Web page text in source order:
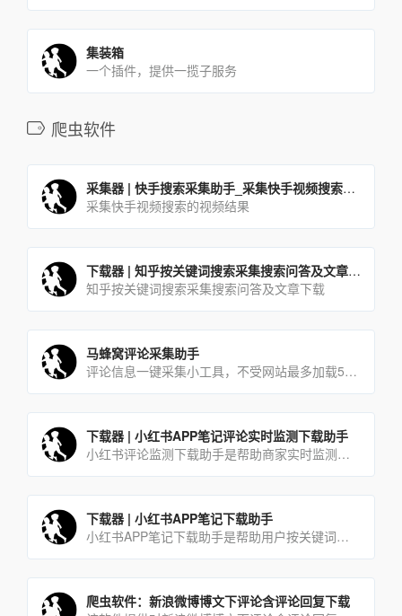
集装箱
一个插件，提供一揽子服务
爬虫软件
采集器 | 快手搜索采集助手_采集快手视频搜索的视频结果
采集快手视频搜索的视频结果
下载器 | 知乎按关键词搜索采集搜索问答及文章下载
知乎按关键词搜索采集搜索问答及文章下载
马蜂窝评论采集助手
评论信息一键采集小工具，不受网站最多加载5页的限制
下载器 | 小红书APP笔记评论实时监测下载助手
小红书评论监测下载助手是帮助商家实时监测最新的潜在用户评论的工具，商家使用本工具可及时有效的第一时间获取同行及自己发布软文所吸引到的潜在用户。
下载器 | 小红书APP笔记下载助手
小红书APP笔记下载助手是帮助用户按关键词搜索采集并下载达人笔记的一款工具软件。用户只需在软件当中输入想要查[…]
爬虫软件：新浪微博博文下评论含评论回复下载